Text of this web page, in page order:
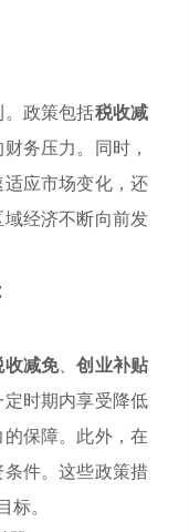
政策包括税收减
务压力。同时，
应市场变化，还
经济不断向前发
收减免、创业补贴
时期内享受降低
保障。此外，在
件。这些政策措
。